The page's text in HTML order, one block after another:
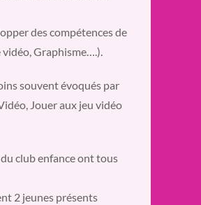
des compétences de
Graphisme….).
souvent évoqués par
Jouer aux jeu vidéo
club enfance ont tous
2 jeunes présents